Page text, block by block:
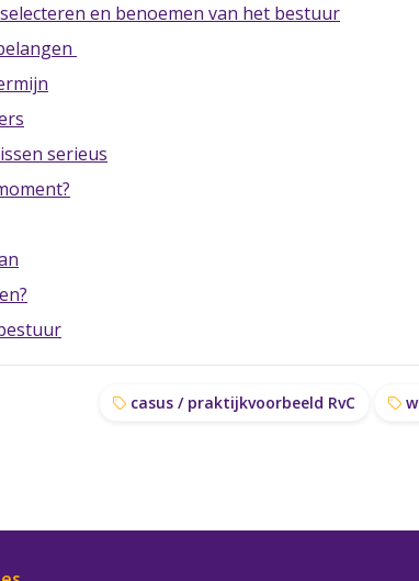
en benoemen van het bestuur
serieus
casus / praktijkvoorbeeld RvC